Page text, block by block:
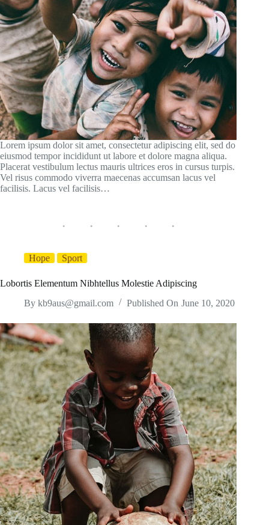
Lorem ipsum dolor sit amet, consectetur adipiscing elit, sed do
eiusmod tempor incididunt ut labore et dolore magna aliqua.
Placerat vestibulum lectus mauris ultrices eros in cursus turpis.
Vel risus commodo viverra maecenas accumsan lacus vel
facilisis. Lacus vel facilisis…
Hope Sport
Lobortis Elementum Nibhtellus Molestie Adipiscing
By kb9aus@gmail.com Published On June 10, 2020